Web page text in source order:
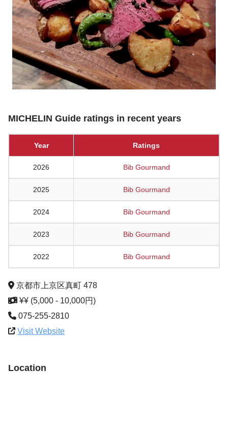
MICHELIN Guide ratings in recent years
Year Ratings
2026 Bib Gourmand
2025 Bib Gourmand
2024 Bib Gourmand
2023 Bib Gourmand
2022 Bib Gourmand
京都市上京区真町 478
¥¥ (5,000 - 10,000円)
075-255-2810
Visit Website
Location